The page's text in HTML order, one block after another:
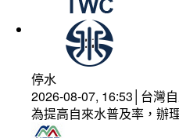
停水
2026-08-07, 16:53│台灣
為提高自來水普及率，辦